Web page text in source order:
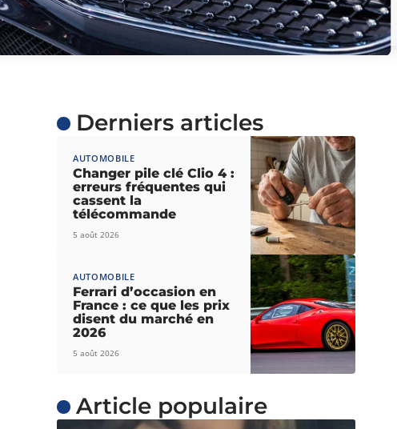
Derniers articles
AUTOMOBILE
Changer pile clé Clio 4 :
erreurs fréquentes qui
cassent la
télécommande
5 août 2026
AUTOMOBILE
Ferrari d’occasion en
France : ce que les prix
disent du marché en
2026
5 août 2026
Article populaire